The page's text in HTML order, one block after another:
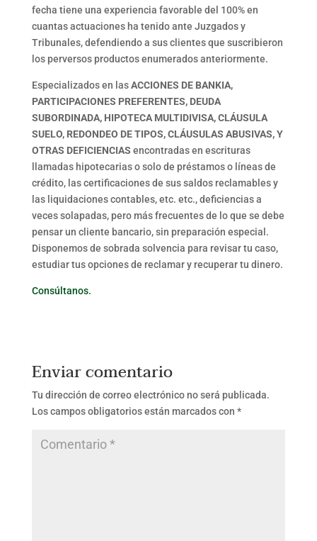
fecha tiene una experiencia favorable del 100% en
cuantas actuaciones ha tenido ante Juzgados y
Tribunales, defendiendo a sus clientes que suscribieron
los perversos productos enumerados anteriormente.
Especializados en lasACCIONES DE BANKIA,
PARTICIPACIONES PREFERENTES, DEUDA
SUBORDINADA, HIPOTECA MULTIDIVISA, CLÁUSULA
SUELO, REDONDEO DE TIPOS, CLÁUSULAS ABUSIVAS, Y
OTRAS DEFICIENCIAS encontradas en escrituras
llamadas hipotecarias o solo de préstamos o líneas de
crédito, las certificaciones de sus saldos reclamables y
las liquidaciones contables, etc. etc., deficiencias a
veces solapadas, pero más frecuentes de lo que se debe
pensar un cliente bancario, sin preparación especial.
Disponemos de sobrada solvencia para revisar tu caso,
estudiar tus opciones de reclamar y recuperar tu dinero.
Consúltanos.
Enviar comentario
Tu dirección de correo electrónico no será publicada.
Los campos obligatorios están marcados con *